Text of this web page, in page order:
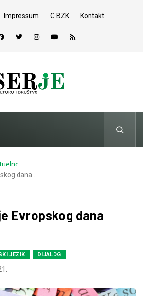
Impressum O BZK Kontakt
dana…
Evropskog dana
JEZIK DIJALOG